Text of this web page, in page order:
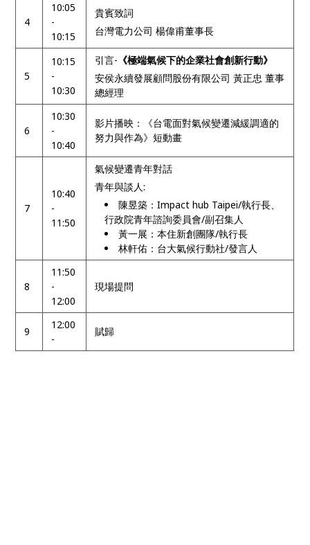
4
10:05
-
10:15
貴賓致詞
台灣電力公司 楊偉甫董事長
5
10:15
-
10:30
引言- 《極端氣候下的企業社會創新行動》
安侯永續發展顧問股份有限公司 黃正忠 董事
總經理
6
10:30
-
10:40
影片播映：《台電面對氣候變遷減緩調適的
努力與作為》短動畫
7
10:40
-
11:50
氣候變遷青年對話
青年與談人:
陳昱築：Impact hub Taipei/執行長、
行政院青年諮詢委員會/副召集人
黃一展：本住新創團隊/執行長
林軒佑：台大氣候行動社/發言人
8
11:50
-
12:00
現場提問
9
12:00
-
賦歸